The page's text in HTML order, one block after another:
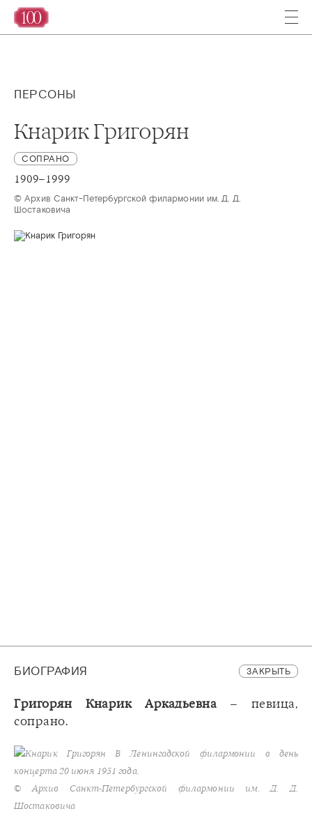
ПЕРСОНЫ
Кнарик Григорян
СОПРАНО
1909–1999
© Архив Санкт-Петербургской филармонии им. Д. Д.
Шостаковича
БИОГРАФИЯ ЗАКРЫТЬ
Григорян Кнарик Аркадьевна– певица,
сопрано.
Кнарик Григорян В Ленингадской филармонии в день
концерта 20 июня 1951 года.
© Архив Санкт-Петербургской филармонии им. Д. Д.
Шостаковича